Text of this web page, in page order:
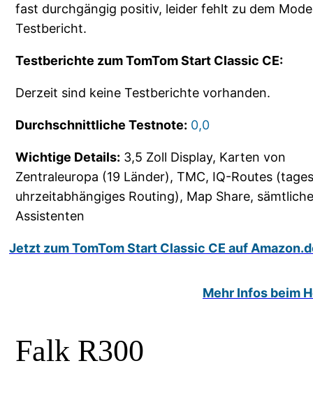
fast durchgängig positiv, leider fehlt zu dem
Testbericht.
Testberichte zum TomTom Start Classic CE:
Derzeit sind keine Testberichte vorhanden.
Durchschnittliche Testnote: 0,0
Wichtige Details: 3,5 Zoll Display, Karten von
Zentraleuropa (19 Länder), TMC, IQ-Routes
uhrzeitabhängiges Routing), Map Share, sämtliche
Assistenten
Jetzt zum TomTom Start Classic CE auf
Mehr Infos beim
Falk R300